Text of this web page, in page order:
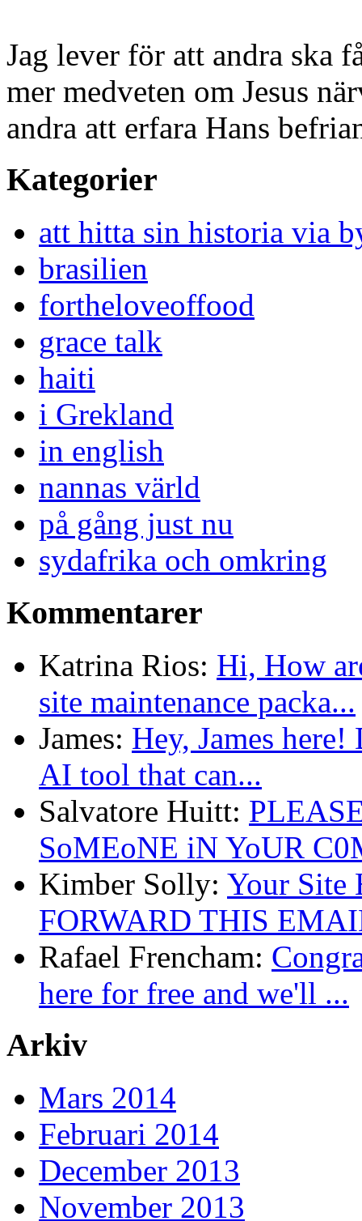
Jag lever för att andra ska
mer medveten om Jesus
andra att erfara Hans
Kategorier
att hitta sin historia via
brasilien
fortheloveoffood
grace talk
haiti
i Grekland
in english
nannas värld
på gång just nu
sydafrika och omkring
Kommentarer
Katrina Rios: Hi, How
site maintenance packa...
James: Hey, James
AI tool that can...
Salvatore Huitt:
SoMEoNE iN YoUR
Kimber Solly: Your Site
FORWARD THIS
Rafael Frencham:
here for free and we'll ...
Arkiv
Mars 2014
Februari 2014
December 2013
November 2013